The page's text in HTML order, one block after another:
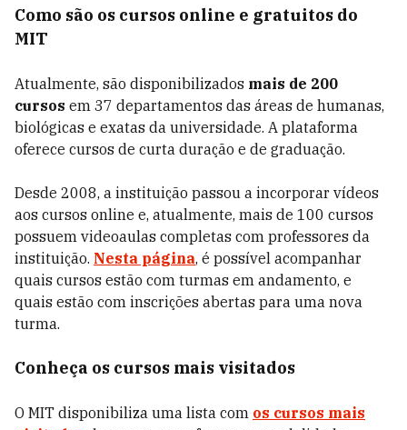
Como são os cursos online e gratuitos do
MIT
Atualmente, são disponibilizados mais de 200
cursos em 37 departamentos das áreas de humanas,
biológicas e exatas da universidade. A plataforma
oferece cursos de curta duração e de graduação.
Desde 2008, a instituição passou a incorporar vídeos
aos cursos online e, atualmente, mais de 100 cursos
possuem videoaulas completas com professores da
instituição. Nesta página, é possível acompanhar
quais cursos estão com turmas em andamento, e
quais estão com inscrições abertas para uma nova
turma.
Conheça os cursos mais visitados
O MIT disponibiliza uma lista com os cursos mais